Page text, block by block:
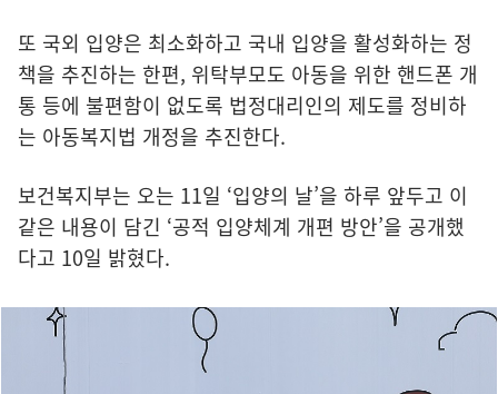
또 국외 입양은 최소화하고 국내 입양을 활성화하는 정
책을 추진하는 한편, 위탁부모도 아동을 위한 핸드폰 개
통 등에 불편함이 없도록 법정대리인의 제도를 정비하
는 아동복지법 개정을 추진한다.
보건복지부는 오는 11일 ‘입양의 날’을 하루 앞두고 이
같은 내용이 담긴 ‘공적 입양체계 개편 방안’을 공개했
다고 10일 밝혔다.